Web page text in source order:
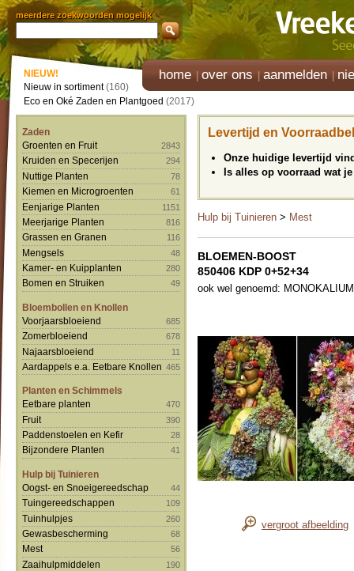
meerdere zoekwoorden mogelijk
home over ons aanmelden
NIEUW!
Nieuw in sortiment(160)
Eco en Oké Zaden en Plantgoed (2017)
Zaden
Groenten en Fruit
2843
Kruiden en Specerijen 294
Nuttige Planten 78
Kiemen en Microgroenten 61
Eenjarige Planten 1151
Meerjarige Planten 816
Grassen en Granen 116
Mengsels 48
Kamer- en Kuipplanten 280
Bomen en Struiken 49
Bloembollen en Knollen
Voorjaarsbloeiend
685
Zomerbloeiend 678
Najaarsbloeiend 11
Aardappels e.a. Eetbare Knollen 465
Planten en Schimmels
Eetbare planten
470
Fruit 390
Paddenstoelen en Kefir 28
Bijzondere Planten 41
Hulp bij Tuinieren
Oogst- en Snoeigereedschap
44
Tuingereedschappen 109
Tuinhulpjes 260
Gewasbescherming 68
Mest 56
Zaaihulpmiddelen 190
Levertijd en
Onze huidige levertijd
Is alles op voorraad wat
Hulp bij Tuinieren > Mest
BLOEMEN-BOOST
850406 KDP 0+52+34
ook wel genoemd:
vergroot afbeelding